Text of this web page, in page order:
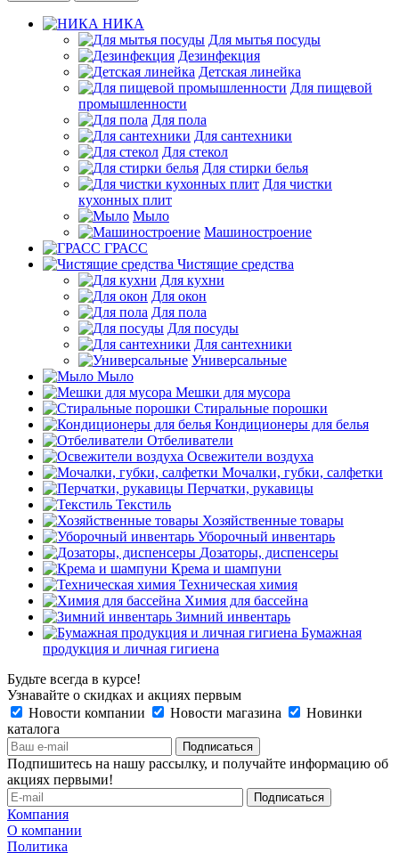
НИКА
Для мытья посуды
Дезинфекция
Детская линейка
Для пищевой
промышленности
Для пола
Для сантехники
Для стекол
Для стирки белья
Для чистки
кухонных плит
Мыло
Машиностроение
ГРАСС
Чистящие средства
Для кухни
Для окон
Для пола
Для посуды
Для сантехники
Универсальные
Мыло
Мешки для мусора
Стиральные порошки
Кондиционеры для белья
Отбеливатели
Освежители воздуха
Мочалки, губки, салфетки
Перчатки, рукавицы
Текстиль
Хозяйственные товары
Уборочный инвентарь
Дозаторы, диспенсеры
Крема и шампуни
Техническая химия
Химия для бассейна
Зимний инвентарь
Бумажная
продукция и личная гигиена
Будьте всегда в курсе!
Узнавайте о скидках и акциях первым
Новости компании
Новости магазина
Новинки
каталога
Подпишитесь на нашу рассылку, и получайте информацию об
акциях первыми!
Компания
О компании
Политика